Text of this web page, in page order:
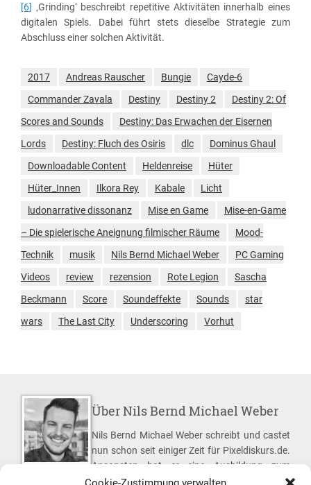
[6] ‚Grinding‘ beschreibt repetitive Aktivitäten innerhalb eines
digitalen Spiels. Dabei führt stets dieselbe Strategie zum
Abschluss einer solchen Aktivität.
2017 Andreas Rauscher Bungie
Cayde-6
Commander Zavala
Destiny Destiny 2
Destiny 2: Of
Scores and Sounds
Destiny: Das Erwachen der Eisernen
Lords
Destiny: Fluch des Osiris dlc
Dominus Ghaul
Downloadable Content
Heldenreise
Hüter
Hüter_Innen
Ilkora Rey Kabale
Licht
ludonarrative dissonanz
Mise en Game
Mise-en-Game
– Die spielerische Aneignung filmischer Räume
Mood-
Technik
musik Nils Bernd Michael Weber
PC Gaming
Videos
review rezension Rote Legion
Sascha
Beckmann
Score Soundeffekte Sounds
star
wars
The Last City Underscoring Vorhut
Über Nils Bernd Michael Weber
Nils Bernd Michael Weber schreibt und castet
nun schon seit einiger Zeit für Pixeldiskurs.de.
Ansonsten hat er eine Ausbildung zum
Industriekaufmann absolviert, einen Bachelor